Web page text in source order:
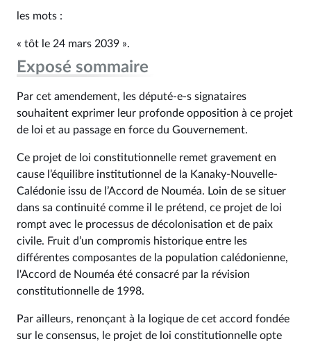
les mots :
« tôt le 24 mars 2039 ».
Exposé sommaire
Par cet amendement, les député-e-s signataires
souhaitent exprimer leur profonde opposition à ce projet
de loi et au passage en force du Gouvernement.
Ce projet de loi constitutionnelle remet gravement en
cause l’équilibre institutionnel de la Kanaky-Nouvelle-
Calédonie issu de l’Accord de Nouméa. Loin de se situer
dans sa continuité comme il le prétend, ce projet de loi
rompt avec le processus de décolonisation et de paix
civile. Fruit d’un compromis historique entre les
différentes composantes de la population calédonienne,
l'Accord de Nouméa été consacré par la révision
constitutionnelle de 1998.
Par ailleurs, renonçant à la logique de cet accord fondée
sur le consensus, le projet de loi constitutionnelle opte